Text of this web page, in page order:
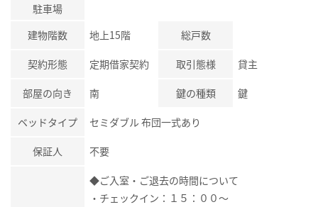
駐車場
建物階数
地上15階 総戸数
契約形態 定期借家契約 取引態様 貸主
部屋の向き 南 鍵の種類 鍵
ベッドタイプ セミダブル 布団一式あり
保証人 不要
◆ご入室・ご退去の時間について
・チェックイン：１５：００～